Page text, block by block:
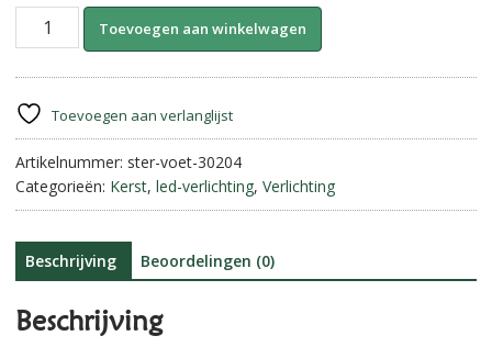
||
60
cm
aantal
Toevoegen aan winkelwagen
n
t
i
:
Toevoegen aan verlanglijst
Artikelnummer: ster-voet-30204
Categorieën: Kerst, led-verlichting, Verlichting
Beschrijving Beoordelingen (0)
Beschrijving